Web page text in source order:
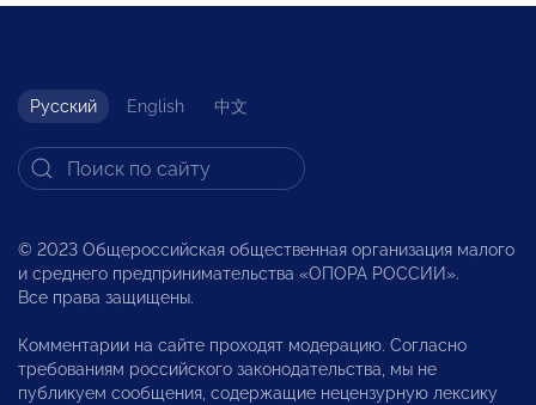
Русский English 中文
© 2023 Общероссийская общественная организация малого
и среднего предпринимательства «ОПОРА РОССИИ».
Все права защищены.
Комментарии на сайте проходят модерацию. Согласно
требованиям российского законодательства, мы не
публикуем сообщения, содержащие нецензурную лексику